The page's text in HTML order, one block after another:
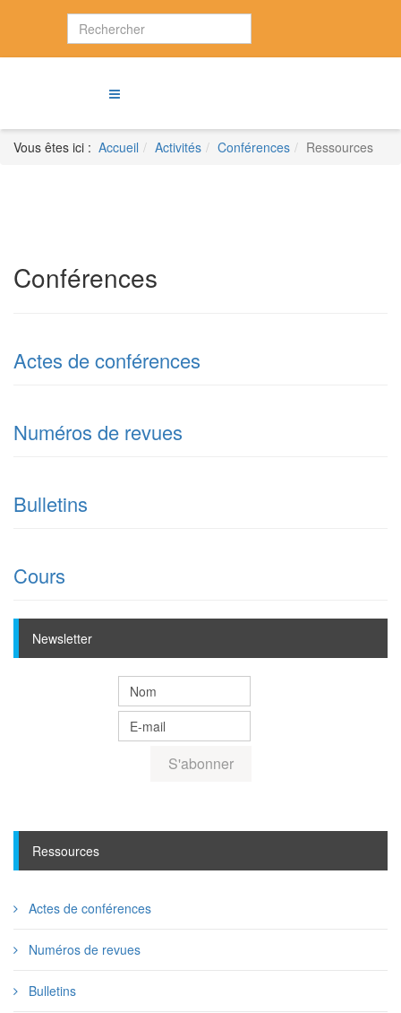
Vous êtes ici : Accueil Activités Conférences Ressources
Conférences
Actes de conférences
Numéros de revues
Bulletins
Cours
Newsletter
Ressources
Actes de conférences
Numéros de revues
Bulletins